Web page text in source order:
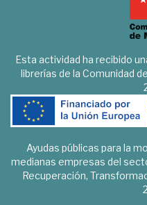
Esta actividad ha recibido
librerías de la Comunidad
Ayudas públicas para la
medianas empresas del
Recuperación,